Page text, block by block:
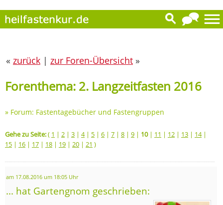
« zurück | zur Foren-Übersicht »
Forenthema: 2. Langzeitfasten 2016
» Forum: Fastentagebücher und Fastengruppen
Gehe zu Seite:( 1 | 2 | 3 | 4| 5 | 6 | 7 | 8 | 9 | 10| 11 | 12 | 13 | 14|
15 | 16 | 17 | 18 | 19 | 20 | 21 )
am 17.08.2016 um 18:05 Uhr
... hat Gartengnom geschrieben: